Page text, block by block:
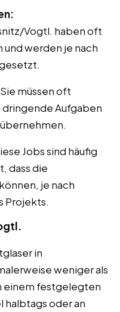
Vogtl. haben oft
werden je nach
Sie müssen oft
Aufgaben
Jobs sind häufig
dass die
je nach
Projekts.
in
weniger als
einem festgelegten
halbtags oder an